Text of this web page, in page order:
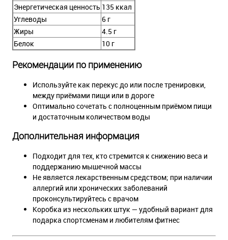
Энергетическая ценность 135 ккал
Углеводы
6 г
Жиры
4.5 г
Белок
10 г
Рекомендации по применению
Используйте как перекус до или после тренировки,
между приёмами пищи или в дороге
Оптимально сочетать с полноценным приёмом пищи
и достаточным количеством воды
Дополнительная информация
Подходит для тех, кто стремится к снижению веса и
поддержанию мышечной массы
Не является лекарственным средством; при наличии
аллергий или хронических заболеваний
проконсультируйтесь с врачом
Коробка из нескольких штук — удобный вариант для
подарка спортсменам и любителям фитнес